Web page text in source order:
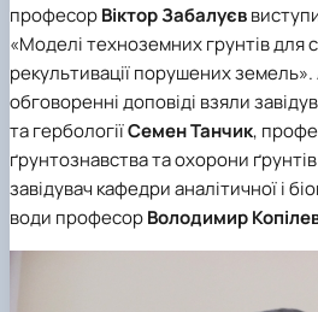
професорВіктор Забалуєв
«Моделі техноземних грунтів для
рекультивації порушених
обговоренні доповіді взяли
та гербологіїСемен Танчик,
ґрунтознавства та охорони ґрунтів
завідувач кафедри аналітичної і
води професорВолодимир